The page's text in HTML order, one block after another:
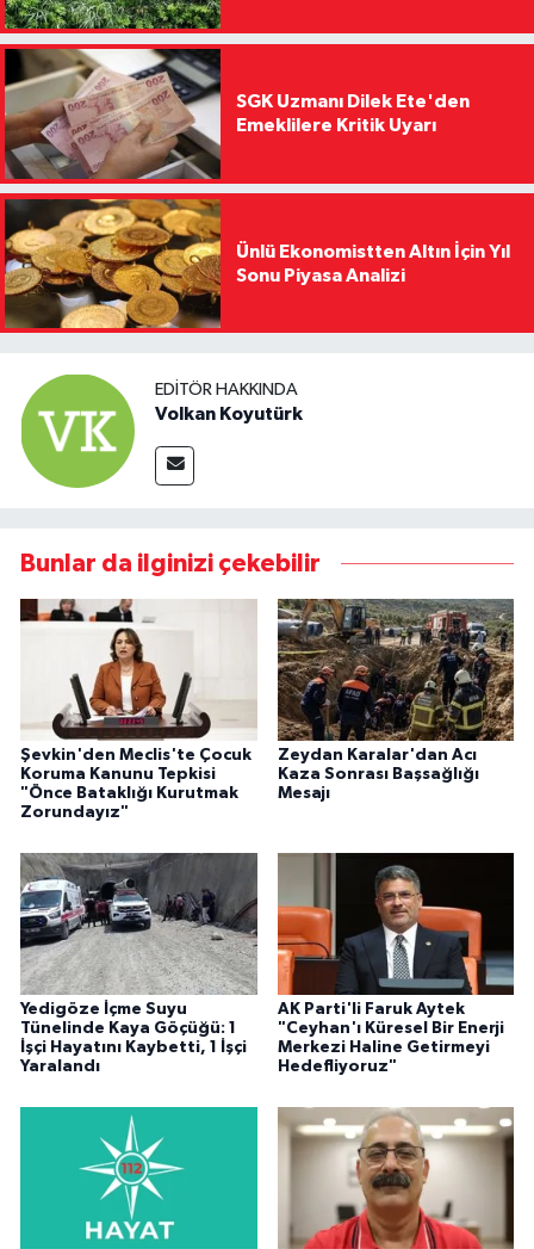
SGK Uzmanı Dilek Ete'den
Emeklilere Kritik Uyarı
Ünlü Ekonomistten Altın İçin Yıl
Sonu Piyasa Analizi
EDITÖR HAKKINDA
Volkan Koyutürk
Bunlar da ilginizi çekebilir
Şevkin'den Meclis'te Çocuk
Koruma Kanunu Tepkisi
"Önce Bataklığı Kurutmak
Zorundayız"
Zeydan Karalar'dan Acı
Kaza Sonrası Başsağlığı
Mesajı
Yedigöze İçme Suyu
Tünelinde Kaya Göçüğü: 1
İşçi Hayatını Kaybetti, 1 İşçi
Yaralandı
AK Parti'li Faruk Aytek
"Ceyhan'ı Küresel Bir Enerji
Merkezi Haline Getirmeyi
Hedefliyoruz"